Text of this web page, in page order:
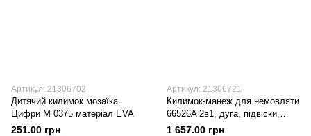
Артикул: 21306702
Дитячий килимок мозаїка
Цифри M 0375 матеріал EVA
251.00 грн
Артикул: 21306721
Килимок-манеж для немовляти
66526A 2в1, дуга, підвіски,
грає музика (Бежевий)
1 657.00 грн